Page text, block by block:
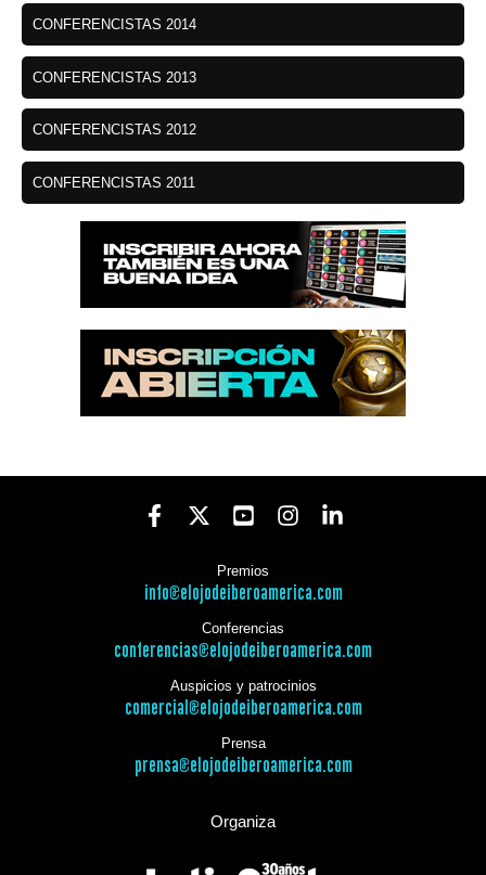
CONFERENCISTAS 2014
CONFERENCISTAS 2013
CONFERENCISTAS 2012
CONFERENCISTAS 2011
Premios
info@elojodeiberoamerica.com
Conferencias
conferencias@elojodeiberoamerica.com
Auspicios y patrocinios
comercial@elojodeiberoamerica.com
Prensa
prensa@elojodeiberoamerica.com
Organiza